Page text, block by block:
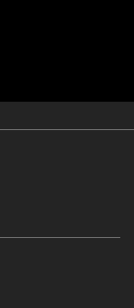
4
3 monuments historiques, et